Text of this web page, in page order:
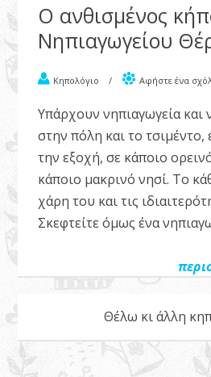
Ο ανθισμένος
Νηπιαγωγείου
Κηπολόγιο / Αφήστε ένα
Υπάρχουν νηπιαγωγεία και
στην πόλη και το
την εξοχή, σε κάποιο
κάποιο μακρινό νησί. Το
χάρη του και τις
Σκεφτείτε όμως ένα
Θέλω κι άλλη